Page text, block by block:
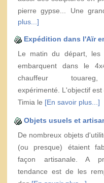
pierre gypse... Une
plus...]
Expédition dans l'Aïr
Le matin du départ, les
embarquent dans le
chauffeur
expérimenté. L'objectif est
Timia le [En savoir plus...]
Objets usuels et
De nombreux objets
(ou presque) étaient
façon artisanale. A
tendance est de les